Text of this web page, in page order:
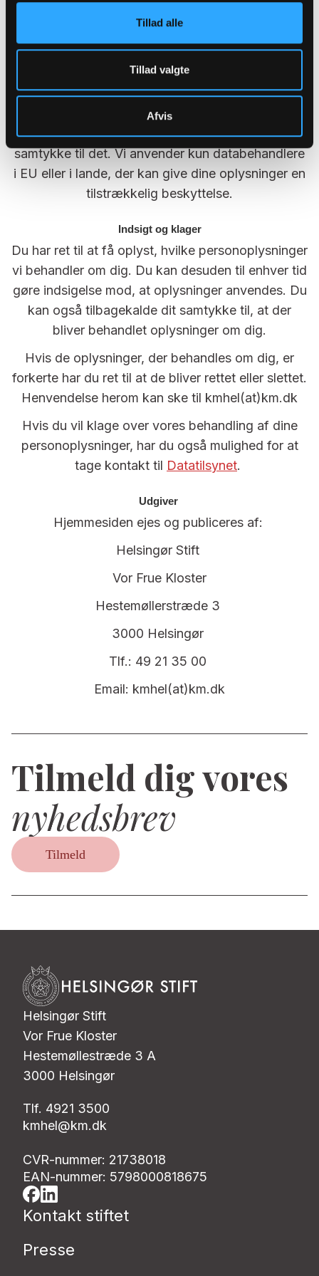
Tillad alle
Tillad valgte
Afvis
tredjeparter til opbevaring og behandling af data.
Disse behandler udelukkende oplysninger på
vores vegne og må ikke anvende dem til egne
formål. Videregivelse af personoplysninger som
navn og e-mail m.v. vil kun ske, hvis du giver
samtykke til det. Vi anvender kun databehandlere
i EU eller i lande, der kan give dine oplysninger en
tilstrækkelig beskyttelse.
Indsigt og klager
Du har ret til at få oplyst, hvilke personoplysninger
vi behandler om dig. Du kan desuden til enhver tid
gøre indsigelse mod, at oplysninger anvendes. Du
kan også tilbagekalde dit samtykke til, at der
bliver behandlet oplysninger om dig.
Hvis de oplysninger, der behandles om dig, er
forkerte har du ret til at de bliver rettet eller slettet.
Henvendelse herom kan ske til kmhel(at)km.dk
Hvis du vil klage over vores behandling af dine
personoplysninger, har du også mulighed for at
tage kontakt til Datatilsynet.
Udgiver
Hjemmesiden ejes og publiceres af:
Helsingør Stift
Vor Frue Kloster
Hestemøllerstræde 3
3000 Helsingør
Tlf.: 49 21 35 00
Email: kmhel(at)km.dk
Tilmeld dig vores
nyhedsbrev
Tilmeld
Helsingør Stift
Vor Frue Kloster
Hestemøllestræde 3 A
3000 Helsingør
Tlf. 4921 3500
kmhel@km.dk
CVR-nummer: 21738018
EAN-nummer: 5798000818675
Kontakt stiftet
Presse